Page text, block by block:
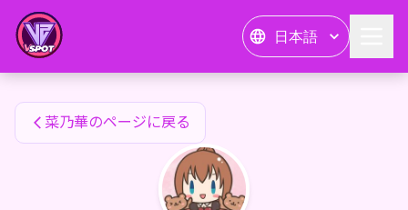
日本語
菜乃華のファンアイテム
菜乃華のページに戻る
菜乃華のファンアイテム — 24karat